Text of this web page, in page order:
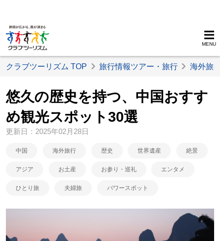
MENU
クラブツーリズム TOP 旅行情報ツアー・旅行 海外旅
悠久の歴史を持つ、中国おすす
め観光スポット30選
更新日：2025年02月28日
中国 海外旅行 歴史 世界遺産 絶景
アジア お土産 お参り・巡礼 エンタメ
ひとり旅 夫婦旅 パワースポット